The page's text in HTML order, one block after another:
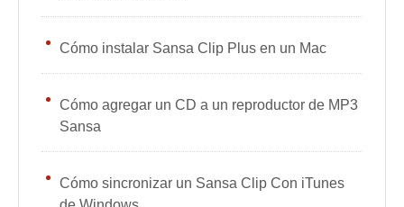
Cómo instalar Sansa Clip Plus en un Mac
Cómo agregar un CD a un reproductor de MP3
Sansa
Cómo sincronizar un Sansa Clip Con iTunes